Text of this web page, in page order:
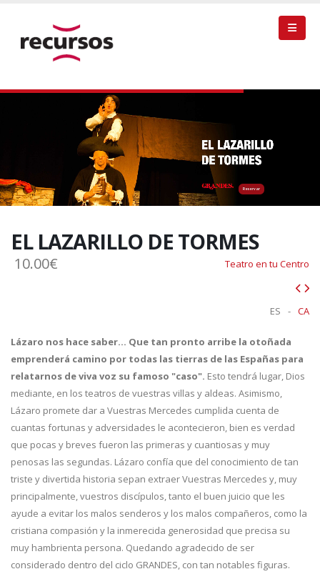
Reservar
EL LAZARILLO DE TORMES
10.00€ Teatro en tu Centro
CA
-
ES
Lázaro nos hace saber… Que tan pronto arribe la otoñada
emprenderá camino por todas las tierras de las Españas para
relatarnos de viva voz su famoso "caso". Esto tendrá lugar, Dios
mediante, en los teatros de vuestras villas y aldeas. Asimismo,
Lázaro promete dar a Vuestras Mercedes cumplida cuenta de
cuantas fortunas y adversidades le acontecieron, bien es verdad
que pocas y breves fueron las primeras y cuantiosas y muy
penosas las segundas. Lázaro confía que del conocimiento de tan
triste y divertida historia sepan extraer Vuestras Mercedes y, muy
principalmente, vuestros discípulos, tanto el buen juicio que les
ayude a evitar los malos senderos y los malos compañeros, como la
cristiana compasión y la inmerecida generosidad que precisa su
muy hambrienta persona. Quedando agradecido de ser
considerado dentro del ciclo GRANDES, con tan notables figuras.